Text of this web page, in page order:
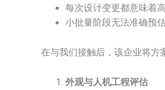
每次设计变更都意味着
小批量阶段无法准确预
在与我们接触后，该企业将方
外观与人机工程评估